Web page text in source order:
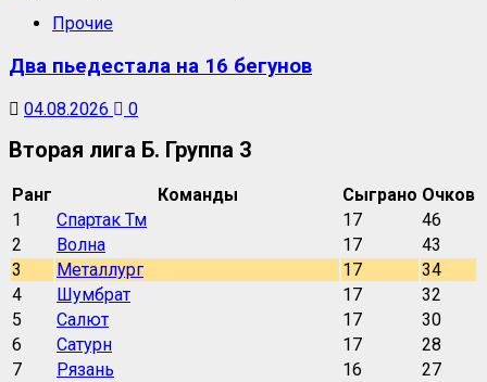
Прочие
Два пьедестала на 16 бегунов
04.08.2026 0
Вторая лига Б. Группа 3
Ранг Команды Сыграно Очков
1
Спартак Тм 17
46
2
Волна 17
43
3
Металлург 17
34
4
Шумбрат 17
32
5
Салют 17
30
6
Сатурн 17
28
7
Рязань 16
27